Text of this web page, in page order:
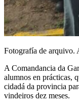
Fotografía de arquivo.
A Comandancia da
alumnos en prácticas,
cidadá da provincia
vindeiros dez meses.